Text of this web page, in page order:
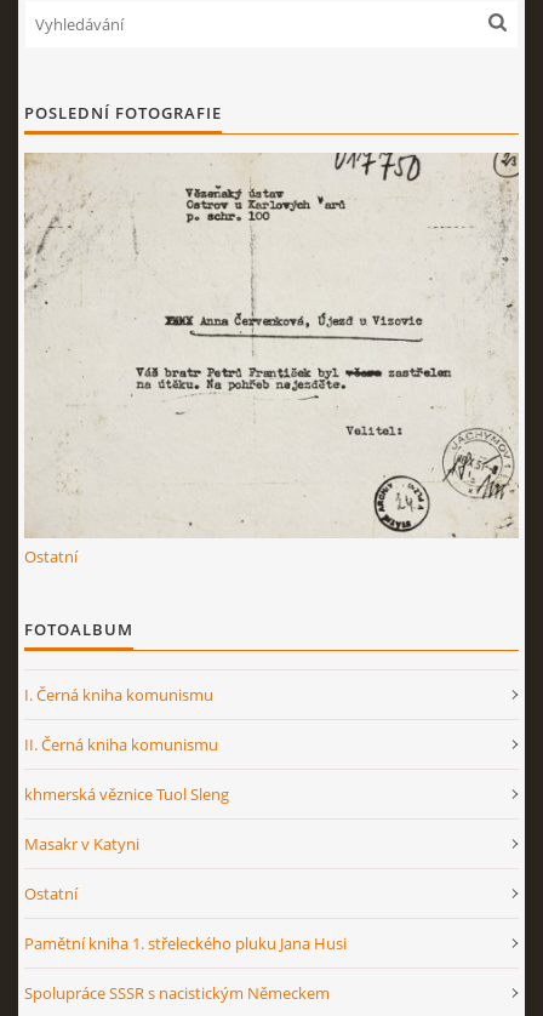
POSLEDNÍ FOTOGRAFIE
Ostatní
FOTOALBUM
I. Černá kniha komunismu
II. Černá kniha komunismu
khmerská věznice Tuol Sleng
Masakr v Katyni
Ostatní
Pamětní kniha 1. střeleckého pluku Jana Husi
Spolupráce SSSR s nacistickým Německem